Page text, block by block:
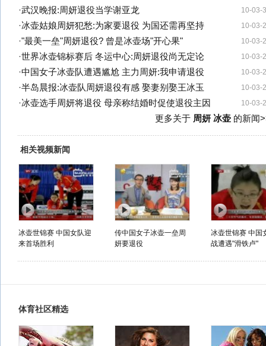
10-03-
·武汉晚报:周妍退役当学谢亚龙
10-03-
·冰壶姑娘周妍犯愁:为家要退役 为国还需再坚持
10-03-
·"最美一垒"周妍退役? 曾是冰壶场"开心果"
10-03-
·世界冰壶锦标赛后 冬运中心:周妍退役尚无定论
10-03-
·中国女子冰壶队遭遇尴尬 主力周妍:我申请退役
10-03-
·半岛晨报:冰壶队周妍退役有感 娶妻别娶王冰玉
10-03-
·冰壶选手周妍将退役 母亲称结婚时促使退役主因
更多关于 周妍 冰壶的新闻
相关视频新闻
冰壶世锦赛 中国女队迎
来首场胜利
传中国女子冰壶一垒周
妍要退役
冰壶世锦赛 中国
战遭遇"滑铁卢"
体育社区精选